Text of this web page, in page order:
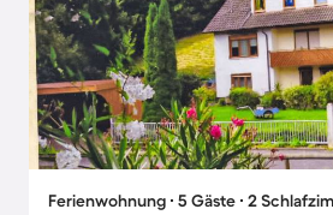
Ferienwohnung ∙ 5 Gäste ∙ 2